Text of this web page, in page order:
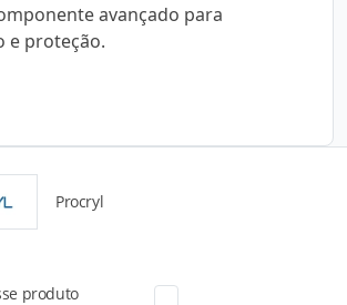
avançado para
e proteção.
Procryl
produto
para Download